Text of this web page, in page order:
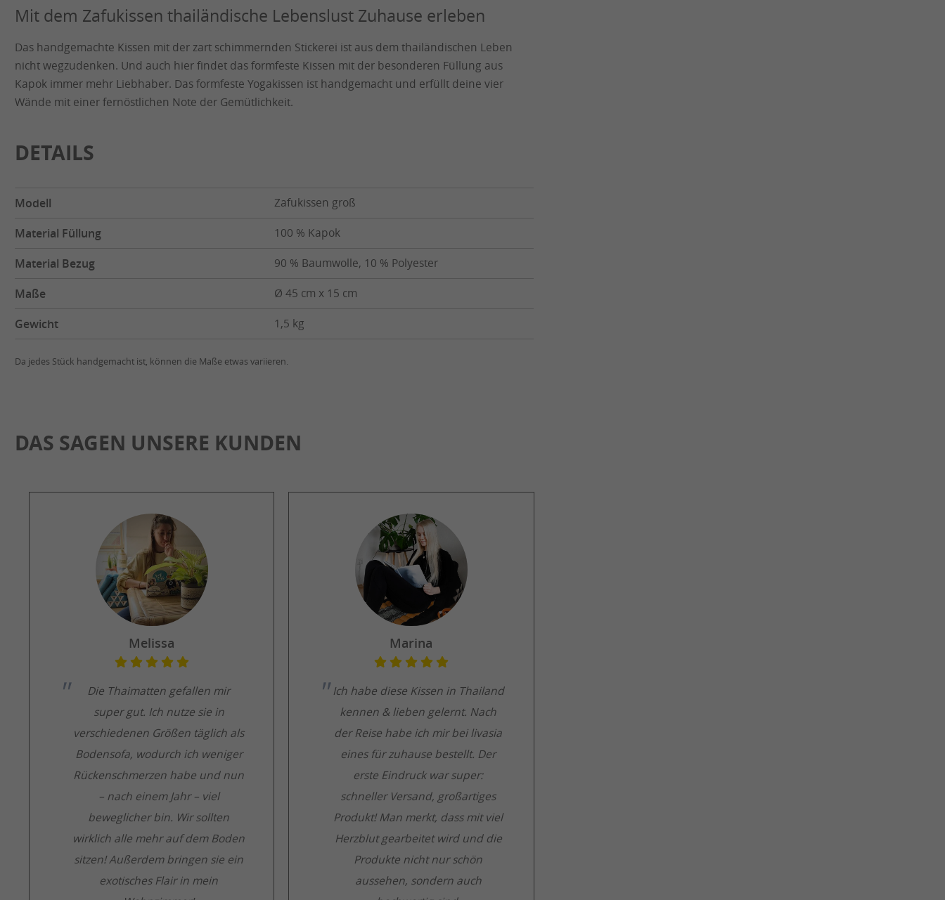
Mit dem Zafukissen thailändische Lebenslust Zuhause erleben
Das handgemachte Kissen mit der zart schimmernden Stickerei ist aus dem thailändischen Leben
nicht wegzudenken. Und auch hier findet das formfeste Kissen mit der besonderen Füllung aus
Kapok immer mehr Liebhaber. Das formfeste Yogakissen ist handgemacht und erfüllt deine vier
Wände mit einer fernöstlichen Note der Gemütlichkeit.
DETAILS
Modell Zafukissen groß
Material Füllung 100 % Kapok
Material Bezug 90 % Baumwolle, 10 % Polyester
Maße Ø 45 cm x 15 cm
Gewicht 1,5 kg
Da jedes Stück handgemacht ist, können die Maße etwas variieren.
DAS SAGEN UNSERE KUNDEN
Ich habe diese Kissen in Thailand
kennen & lieben gelernt. Nach
der Reise habe ich mir bei livasia
eines für zuhause bestellt. Der
erste Eindruck war super:
schneller Versand, großartiges
Produkt! Man merkt, dass mit viel
Herzblut gearbeitet wird und die
Produkte nicht nur schön
aussehen, sondern auch
Marina
Die Thaimatten gefallen mir
super gut. Ich nutze sie in
verschiedenen Größen täglich als
Bodensofa, wodurch ich weniger
Rückenschmerzen habe und nun
– nach einem Jahr – viel
beweglicher bin. Wir sollten
wirklich alle mehr auf dem Boden
sitzen! Außerdem bringen sie ein
exotisches Flair in mein
Melissa